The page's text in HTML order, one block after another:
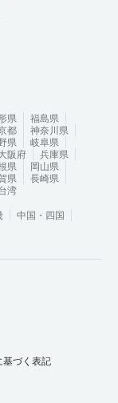
県
福島県
都
神奈川県
県
岐阜県
阪府
兵庫県
県
岡山県
県
長崎県
湾
中国・四国
づく表記